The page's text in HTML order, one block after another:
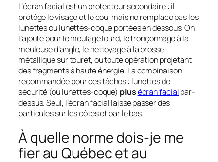
L’écran facial est un protecteur secondaire : il
protège le visage et le cou, mais ne remplace pas les
lunettes ou lunettes-coque portées en dessous. On
l’ajoute pour le meulage lourd, le tronçonnage à la
meuleuse d’angle, le nettoyage à la brosse
métallique sur touret, ou toute opération projetant
des fragments à haute énergie. La combinaison
recommandée pour ces tâches : lunettes de
sécurité (ou lunettes-coque) plusécran facialpar-
dessus. Seul, l’écran facial laisse passer des
particules sur les côtés et par le bas.
À quelle norme dois-je me
fier au Québec et au